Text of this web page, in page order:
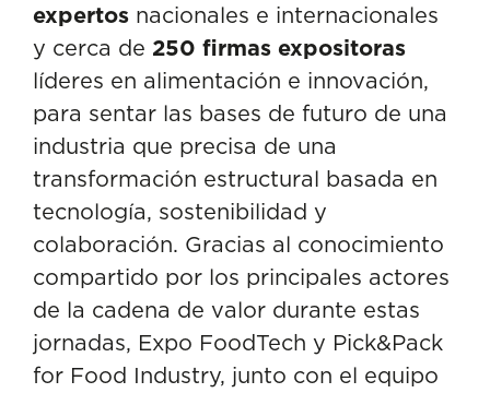
expertos nacionales e internacionales
y cerca de 250 firmas expositoras
líderes en alimentación e innovación,
para sentar las bases de futuro de una
industria que precisa de una
transformación estructural basada en
tecnología, sostenibilidad y
colaboración. Gracias al conocimiento
compartido por los principales actores
de la cadena de valor durante estas
jornadas, Expo FoodTech y Pick&Pack
for Food Industry, junto con el equipo